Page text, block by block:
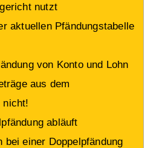
nutzt
aktuellen Pfändungstabelle
von Konto und Lohn
aus dem
nicht!
abläuft
bei einer Doppelpfändung